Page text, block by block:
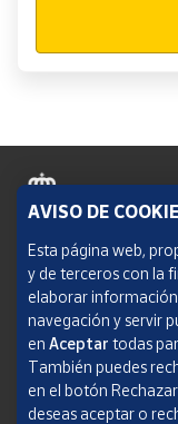
Política de cookies
Aviso legal
Condiciones del
Política de Privacidad
AVISO DE
Esta página web,
y de terceros con la
elaborar
navegación y servir
en Aceptar todas
También puedes
en el botón
deseas aceptar o